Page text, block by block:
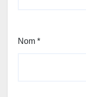
Nom *